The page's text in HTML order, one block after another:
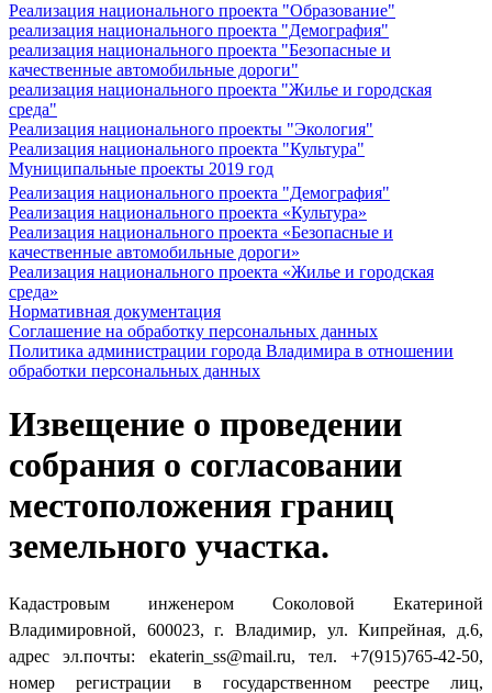
Реализация национального проекта "Образование"
реализация национального проекта "Демография"
реализация национального проекта "Безопасные и
качественные автомобильные дороги"
реализация национального проекта "Жилье и городская
среда"
Реализация национального проекты "Экология"
Реализация национального проекта "Культура"
Муниципальные проекты 2019 год
Реализация национального проекта "Демография"
Реализация национального проекта «Культура»
Реализация национального проекта «Безопасные и
качественные автомобильные дороги»
Реализация национального проекта «Жилье и городская
среда»
Нормативная документация
Соглашение на обработку персональных данных
Политика администрации города Владимира в отношении
обработки персональных данных
Извещение о проведении
собрания о согласовании
местоположения границ
земельного участка.
Кадастровым инженером Соколовой Екатериной
Владимировной, 600023, г. Владимир, ул. Кипрейная, д.6,
адрес эл.почты: ekaterin_ss@mail.ru, тел. +7(915)765-42-50,
номер регистрации в государственном реестре лиц,